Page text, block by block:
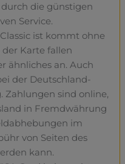
die günstigen
Service.
ist kommt ohne
Karte fallen
ähnliches an. Auch
der Deutschland-
Zahlungen sind online,
in Fremdwährung
im
von Seiten des
kann.